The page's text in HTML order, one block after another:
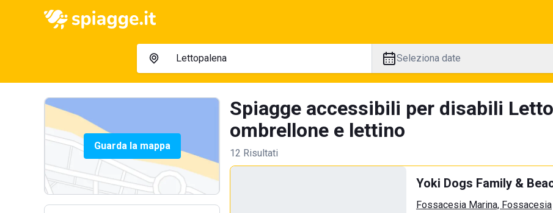
Seleziona date
Guarda la mappa
Spiagge accessibili per disabili
ombrellone e lettino
12 Risultati
Yoki Dogs Family &
Fossacesia Marina, Fossacesia